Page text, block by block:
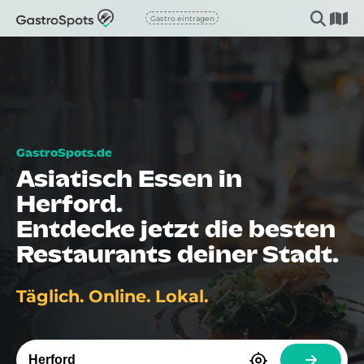
Gastro eintragen
Asiatisch Essen in
Herford.
Entdecke jetzt die besten
Restaurants deiner Stadt.
Täglich. Online. Lokal.
